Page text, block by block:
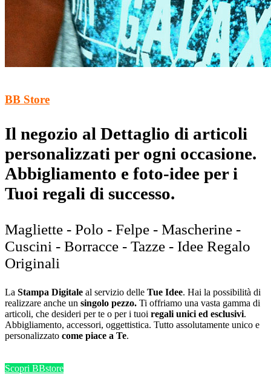
BB Store
Il negozio al Dettaglio di articoli
personalizzati per ogni occasione.
Abbigliamento e foto-idee per i
Tuoi regali di successo.
Magliette - Polo - Felpe - Mascherine -
Cuscini - Borracce - Tazze - Idee Regalo
Originali
La Stampa Digitale al servizio delle Tue Idee. Hai la possibilità di
realizzare anche un singolo pezzo. Ti offriamo una vasta gamma di
articoli, che desideri per te o per i tuoi regali unici ed esclusivi.
Abbigliamento, accessori, oggettistica. Tutto assolutamente unico e
personalizzato come piace a Te.
Scopri BBstore